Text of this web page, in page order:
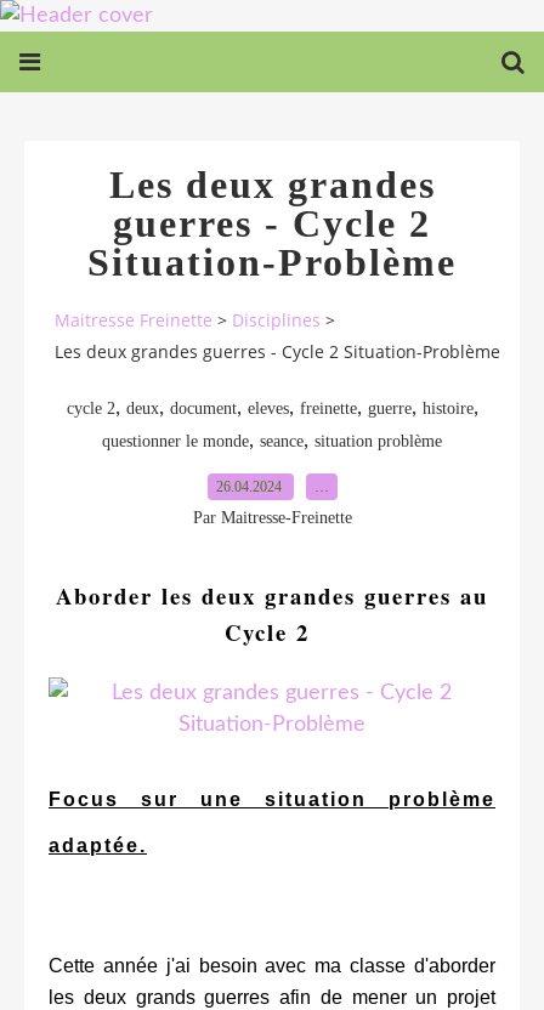
Les deux grandes
guerres - Cycle 2
Situation-Problème
Maitresse Freinette > Disciplines >
Les deux grandes guerres - Cycle 2 Situation-Problème
cycle 2, deux, document, eleves, freinette, guerre, histoire,
questionner le monde, seance, situation problème
26.04.2024
Par Maitresse-Freinette
Aborder les deux grandes guerres au
Cycle 2
Focus sur une situation problème
adaptée.
Cette année j'ai besoin avec ma classe d'aborder
les deux grands guerres afin de mener un projet